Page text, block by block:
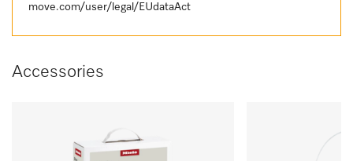
move.com/user/legal/EUdataAct
Accessories